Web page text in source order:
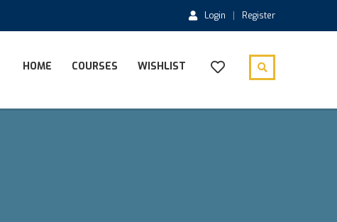
Login Register
HOME COURSES WISHLIST